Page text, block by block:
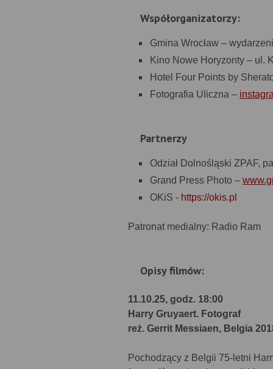
Współorganizatorzy:
Gmina Wrocław –
Kino Nowe Horyzonty – ul.
Hotel Four Points by
Fotografia Uliczna –
Partnerzy
Odział Dolnośląski ZPAF,
Grand Press Photo –
OKiS - https://okis.pl
Patronat medialny: Radio Ram
Opisy filmów:
11.10.25, godz. 18:00
Harry Gruyaert. Fotograf
reż. Gerrit Messiaen, Belgia
Pochodzący z Belgii 75-letni